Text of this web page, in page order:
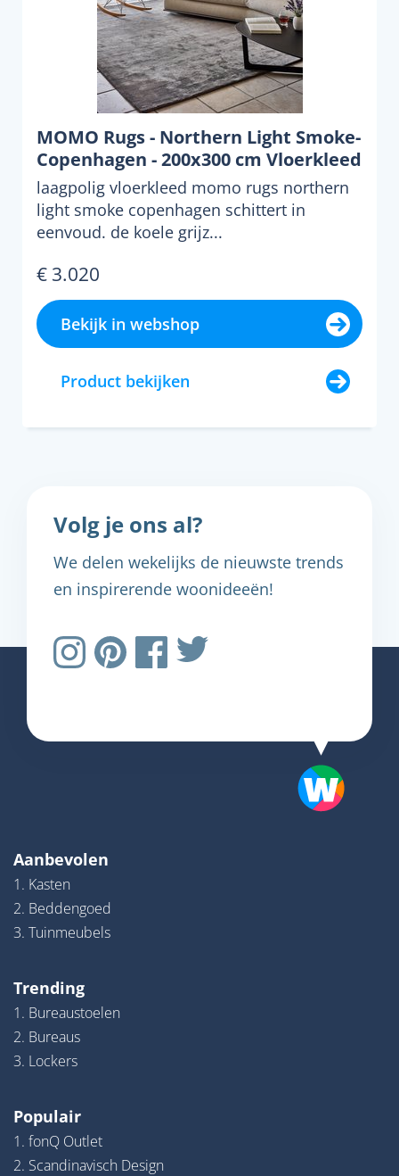
MOMO Rugs - Northern Light Smoke-
Copenhagen - 200x300 cm Vloerkleed
laagpolig vloerkleed momo rugs northern
light smoke copenhagen schittert in
eenvoud. de koele grijz...
€ 3.020
Bekijk in webshop
Product bekijken
Volg je ons al?
We delen wekelijks de nieuwste trends
en inspirerende woonideeën!
Aanbevolen
1. Kasten
2. Beddengoed
3. Tuinmeubels
Trending
1. Bureaustoelen
2. Bureaus
3. Lockers
Populair
1. fonQ Outlet
2. Scandinavisch Design